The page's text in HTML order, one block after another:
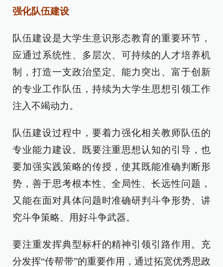
强化队伍建设
队伍建设是大学生意识形态教育的重要环节，
应通过系统性、多层次、可持续的人才培养机
制，打造一支政治坚定、能力突出、富于创新
的专业工作队伍，持续为大学生思想引领工作
注入不竭动力。
队伍建设过程中，要着力强化相关教师队伍的
专业能力建设。既要注重思想认知的引导，也
要加强实践策略的传授，使其既能准确判断形
势，善于思考根本性、全局性、长远性问题，
又能在面对具体问题时准确研判斗争形势、讲
究斗争策略、用好斗争武器。
要注重发挥典型标杆的精神引领引路作用。充
分发挥“传帮带”的重要作用，通过拓宽优秀思政